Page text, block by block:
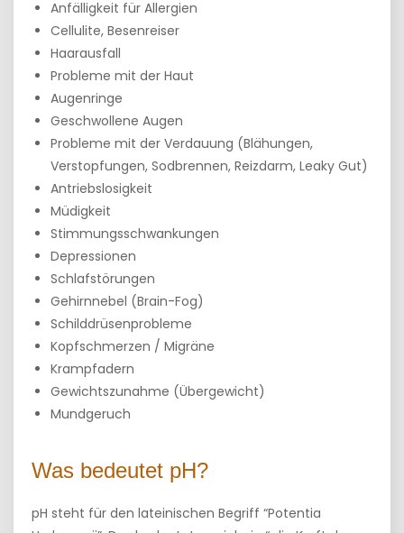
Anfälligkeit für Allergien
Cellulite, Besenreiser
Haarausfall
Probleme mit der Haut
Augenringe
Geschwollene Augen
Probleme mit der Verdauung (Blähungen,
Verstopfungen, Sodbrennen, Reizdarm, Leaky Gut)
Antriebslosigkeit
Müdigkeit
Stimmungsschwankungen
Depressionen
Schlafstörungen
Gehirnnebel (Brain-Fog)
Schilddrüsenprobleme
Kopfschmerzen / Migräne
Krampfadern
Gewichtszunahme (Übergewicht)
Mundgeruch
Was bedeutet pH?
pH steht für den lateinischen Begriff “Potentia